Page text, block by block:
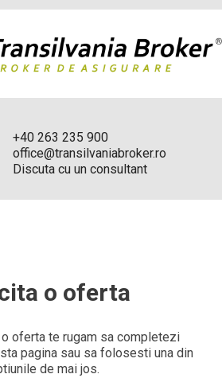
+40 263 235 900
office@transilvaniabroker.ro
Discuta cu un consultant
o oferta
oferta te rugam sa completezi
pagina sau sa folosesti una din
de mai jos.